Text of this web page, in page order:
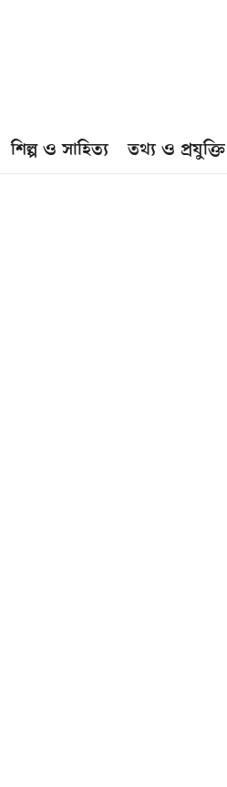
শিল্প ও সাহিত্য তথ্য ও প্রযুক্তি